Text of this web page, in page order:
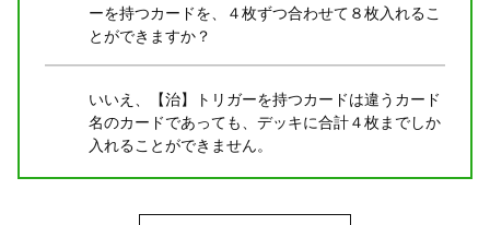
ーを持つカードを、４枚ずつ合わせて８枚入れるこ
とができますか？
いいえ、【治】トリガーを持つカードは違うカード
名のカードであっても、デッキに合計４枚までしか
入れることができません。